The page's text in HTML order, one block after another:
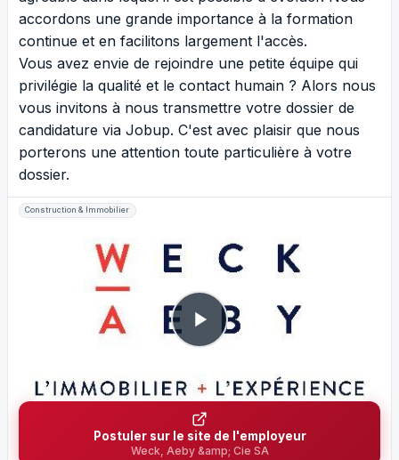
accordons une grande importance à la formation
continue et en facilitons largement l'accès.
Vous avez envie de rejoindre une petite équipe qui
privilégie la qualité et le contact humain ? Alors nous
vous invitons à nous transmettre votre dossier de
candidature via Jobup. C'est avec plaisir que nous
porterons une attention toute particulière à votre
dossier.
Construction & Immobilier
Postuler sur le site de l'employeur
Weck, Aeby &amp; Cie SA